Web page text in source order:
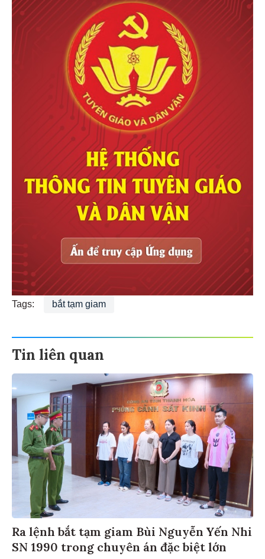
Tags: bắt tạm giam
Tin liên quan
Ra lệnh bắt tạm giam Bùi Nguyễn Yến Nhi
SN 1990 trong chuyên án đặc biệt lớn